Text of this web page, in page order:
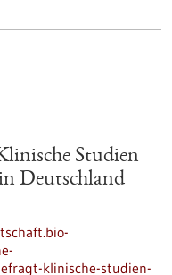
Studien
Deutschland
klinische-studien-